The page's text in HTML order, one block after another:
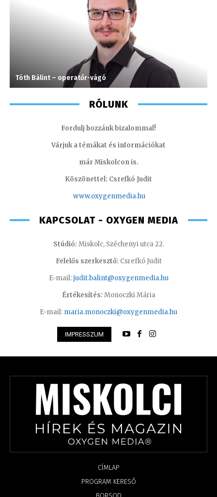
Tóth Bálint – operatőr-vágó
RÓLUNK
Fordulj hozzánk bizalommal!
Várjuk a témákat és információkat
már Miskolcon is.
Köszönettel: Csrefkó Judit
www.oxygenmedia.hu
KAPCSOLAT - OXYGEN MEDIA
Stúdió: Miskolc, Széchenyi utca 22.
Felelős szerkesztő: Csrefkó Judit
E-mail:judit.balint@oxygenmedia.hu
Értékesítés: Monoczki Mária
E-mail: maria.monoczki@oxygenmedia.hu
IMPRESSZUM
CÍMLAP
PROGRAM KERESŐ